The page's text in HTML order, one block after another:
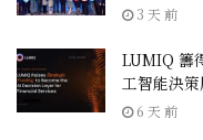
3 天 前
LUMIQ 籌
工智能決策
6 天 前